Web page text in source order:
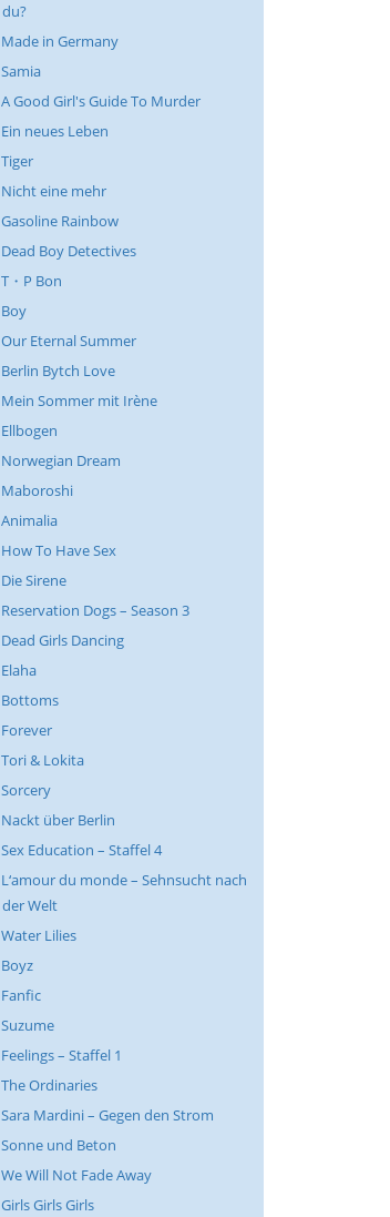
du?
Made in Germany
Samia
A Good Girl's Guide To Murder
Ein neues Leben
Tiger
Nicht eine mehr
Gasoline Rainbow
Dead Boy Detectives
T・P Bon
Boy
Our Eternal Summer
Berlin Bytch Love
Mein Sommer mit Irène
Ellbogen
Norwegian Dream
Maboroshi
Animalia
How To Have Sex
Die Sirene
Reservation Dogs – Season 3
Dead Girls Dancing
Elaha
Bottoms
Forever
Tori & Lokita
Sorcery
Nackt über Berlin
Sex Education – Staffel 4
L‘amour du monde – Sehnsucht nach
der Welt
Water Lilies
Boyz
Fanfic
Suzume
Feelings – Staffel 1
The Ordinaries
Sara Mardini – Gegen den Strom
Sonne und Beton
We Will Not Fade Away
Girls Girls Girls